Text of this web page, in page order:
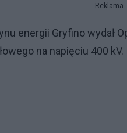
Reklama
energii Gryfino wydał
na napięciu 400 kV.